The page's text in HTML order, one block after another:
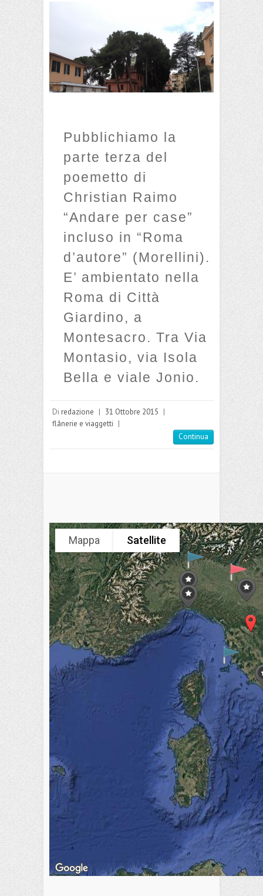
Pubblichiamo la
parte terza del
poemetto di
Christian Raimo
“Andare per case”
incluso in “Roma
d’autore” (Morellini).
E’ ambientato nella
Roma di Città
Giardino, a
Montesacro. Tra Via
Montasio, via Isola
Bella e viale Jonio.
Di redazione | 31 Ottobre 2015 |
flânerie e viaggetti |
Continua
Mappa Satellite